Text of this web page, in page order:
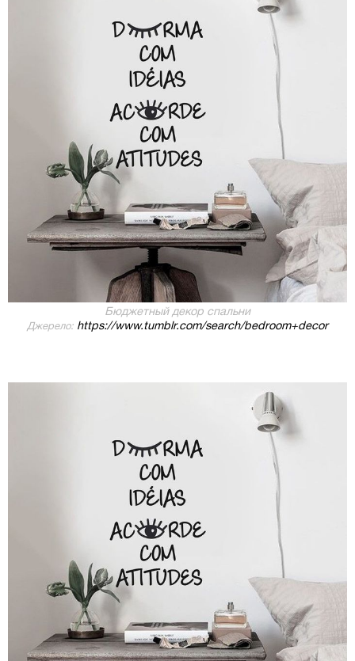
Бюджетный декор спальни
Джерело: https://www.tumblr.com/search/bedroom+decor